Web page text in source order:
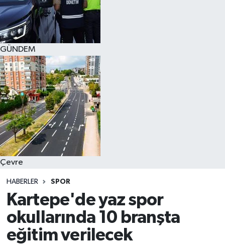
GÜNDEM
Çevre
HABERLER SPOR
Kartepe'de yaz spor
okullarında 10 branşta
eğitim verilecek